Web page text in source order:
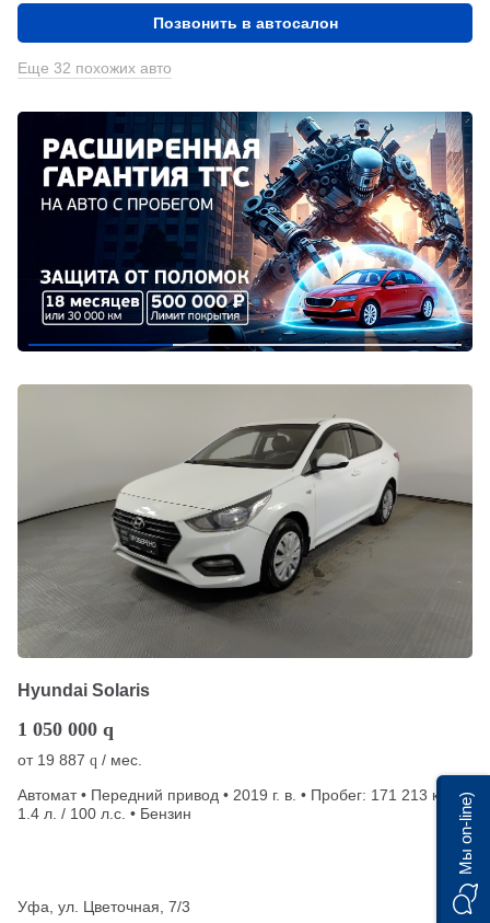
Позвонить в автосалон
Еще 32 похожих авто
Hyundai Solaris
1 050 000 q
от 19 887 q / мес.
Автомат • Передний привод • 2019 г. в. • Пробег: 171 213 км •
1.4 л. / 100 л.с. • Бензин
Уфа, ул. Цветочная, 7/3
Мы on-line)